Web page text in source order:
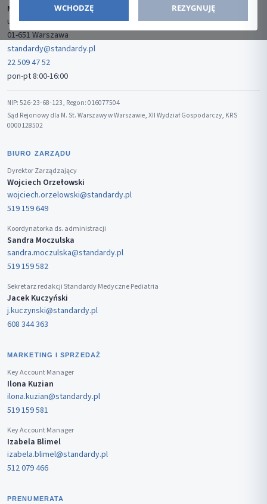
WCHODZĘ REZYGNUJĘ
Media-Press Sp. z o.o.
ul. Gwiaździsta 7B/8
01-651 Warszawa
standardy@standardy.pl
22 509 47 52
pon-pt 8:00-16:00
NIP: 526-23-68-123, Regon: 016077504
Sąd Rejonowy dla M. St. Warszawy w Warszawie, XII Wydział Gospodarczy, KRS
0000128502
BIURO ZARZĄDU
Dyrektor Zarządzający
Wojciech Orzełowski
wojciech.orzelowski@standardy.pl
519 159 649
Koordynatorka ds. administracji
Sandra Moczulska
sandra.moczulska@standardy.pl
519 159 582
Sekretarz redakcji Standardy Medyczne Pediatria
Jacek Kuczyński
j.kuczynski@standardy.pl
608 344 363
MARKETING I SPRZEDAŻ
Key Account Manager
Ilona Kuzian
ilona.kuzian@standardy.pl
519 159 581
Key Account Manager
Izabela Blimel
izabela.blimel@standardy.pl
512 079 466
PRENUMERATA